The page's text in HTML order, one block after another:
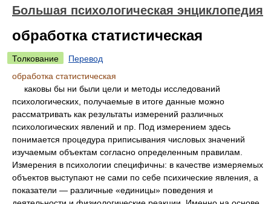
Большая психологическая энциклопедия
обработка статистическая
Толкование
Перевод
обработка статистическая
каковы бы ни были цели и методы исследований
психологических, получаемые в итоге данные можно
рассматривать как результаты измерений различных
психологических явлений и пр. Под измерением здесь
понимается процедура приписывания числовых значений
изучаемым объектам согласно определенным правилам.
Измерения в психологии специфичны: в качестве измеряемых
объектов выступают не сами по себе психические явления, а
показатели — различные «единицы» поведения и